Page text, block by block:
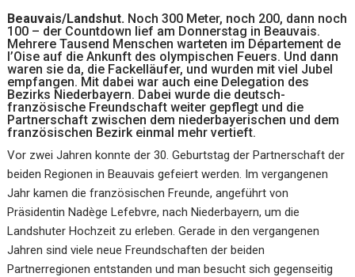
Beauvais/Landshut. Noch 300 Meter, noch 200, dann noch
100 – der Countdown lief am Donnerstag in Beauvais.
Mehrere Tausend Menschen warteten im Département de
l’Oise auf die Ankunft des olympischen Feuers. Und dann
waren sie da, die Fackelläufer, und wurden mit viel Jubel
empfangen. Mit dabei war auch eine Delegation des
Bezirks Niederbayern. Dabei wurde die deutsch-
französische Freundschaft weiter gepflegt und die
Partnerschaft zwischen dem niederbayerischen und dem
französischen Bezirk einmal mehr vertieft.
Vor zwei Jahren konnte der 30. Geburtstag der Partnerschaft der
beiden Regionen in Beauvais gefeiert werden. Im vergangenen
Jahr kamen die französischen Freunde, angeführt von
Präsidentin Nadège Lefebvre, nach Niederbayern, um die
Landshuter Hochzeit zu erleben. Gerade in den vergangenen
Jahren sind viele neue Freundschaften der beiden
Partnerregionen entstanden und man besucht sich gegenseitig